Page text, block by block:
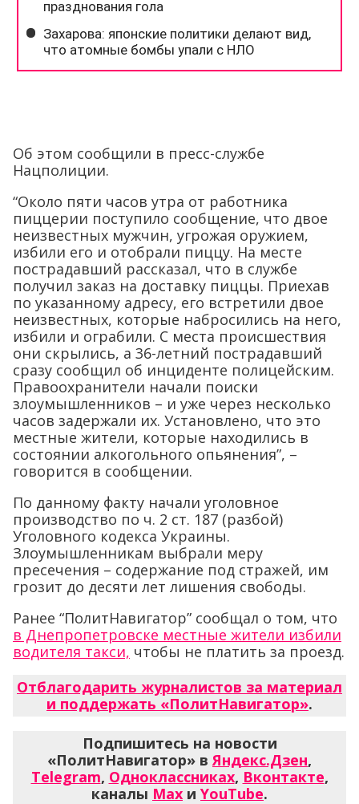
Об этом сообщили в пресс-службе
Нацполиции.
“Около пяти часов утра от работника
пиццерии поступило сообщение, что двое
неизвестных мужчин, угрожая оружием,
избили его и отобрали пиццу. На месте
пострадавший рассказал, что в службе
получил заказ на доставку пиццы. Приехав
по указанному адресу, его встретили двое
неизвестных, которые набросились на него,
избили и ограбили. С места происшествия
они скрылись, а 36-летний пострадавший
сразу сообщил об инциденте полицейским.
Правоохранители начали поиски
злоумышленников – и уже через несколько
часов задержали их. Установлено, что это
местные жители, которые находились в
состоянии алкогольного опьянения”, –
говорится в сообщении.
По данному факту начали уголовное
производство по ч. 2 ст. 187 (разбой)
Уголовного кодекса Украины.
Злоумышленникам выбрали меру
пресечения – содержание под стражей, им
грозит до десяти лет лишения свободы.
Ранее “ПолитНавигатор” сообщал о том, что
в Днепропетровске местные жители избили
водителя такси, чтобы не платить за проезд.
Отблагодарить журналистов за материал
и поддержать «ПолитНавигатор».
Подпишитесь на новости
«ПолитНавигатор» вЯндекс.Дзен,
Telegram, Одноклассниках, Вконтакте,
каналы Max и YouTube.